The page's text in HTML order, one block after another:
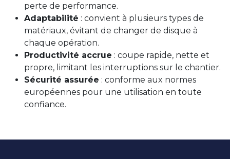
perte de performance.
Adaptabilité : convient à plusieurs types de
matériaux, évitant de changer de disque à
chaque opération.
Productivité accrue : coupe rapide, nette et
propre, limitant les interruptions sur le chantier.
Sécurité assurée : conforme aux normes
européennes pour une utilisation en toute
confiance.